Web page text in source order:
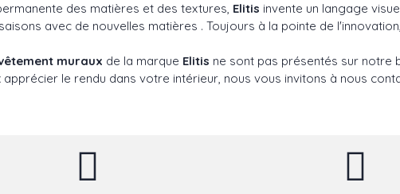
des matières et des textures, Elitis invente un langage
avec de nouvelles matières . Toujours à la pointe de
muraux de la marque Elitis ne sont pas présentés sur notre
le rendu dans votre intérieur, nous vous invitons à nous